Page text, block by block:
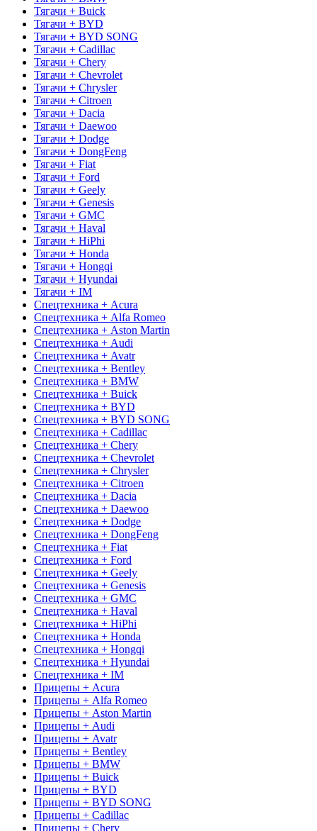
Тягачи + Buick
Тягачи + BYD
Тягачи + BYD SONG
Тягачи + Cadillac
Тягачи + Chery
Тягачи + Chevrolet
Тягачи + Chrysler
Тягачи + Citroen
Тягачи + Dacia
Тягачи + Daewoo
Тягачи + Dodge
Тягачи + DongFeng
Тягачи + Fiat
Тягачи + Ford
Тягачи + Geely
Тягачи + Genesis
Тягачи + GMC
Тягачи + Haval
Тягачи + HiPhi
Тягачи + Honda
Тягачи + Hongqi
Тягачи + Hyundai
Тягачи + IM
Спецтехника + Acura
Спецтехника + Alfa Romeo
Спецтехника + Aston Martin
Спецтехника + Audi
Спецтехника + Avatr
Спецтехника + Bentley
Спецтехника + BMW
Спецтехника + Buick
Спецтехника + BYD
Спецтехника + BYD SONG
Спецтехника + Cadillac
Спецтехника + Chery
Спецтехника + Chevrolet
Спецтехника + Chrysler
Спецтехника + Citroen
Спецтехника + Dacia
Спецтехника + Daewoo
Спецтехника + Dodge
Спецтехника + DongFeng
Спецтехника + Fiat
Спецтехника + Ford
Спецтехника + Geely
Спецтехника + Genesis
Спецтехника + GMC
Спецтехника + Haval
Спецтехника + HiPhi
Спецтехника + Honda
Спецтехника + Hongqi
Спецтехника + Hyundai
Спецтехника + IM
Прицепы + Acura
Прицепы + Alfa Romeo
Прицепы + Aston Martin
Прицепы + Audi
Прицепы + Avatr
Прицепы + Bentley
Прицепы + BMW
Прицепы + Buick
Прицепы + BYD
Прицепы + BYD SONG
Прицепы + Cadillac
Прицепы + Chery